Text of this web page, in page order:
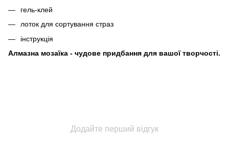
гель-клей
лоток для сортування страз
інструкція
Алмазна мозаїка - чудове придбання для вашої творчості.
Додайте перший відгук